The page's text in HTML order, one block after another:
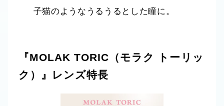
子猫のようなうるうるとした瞳に。
『MOLAK TORIC（モラク トーリッ
ク）』レンズ特長